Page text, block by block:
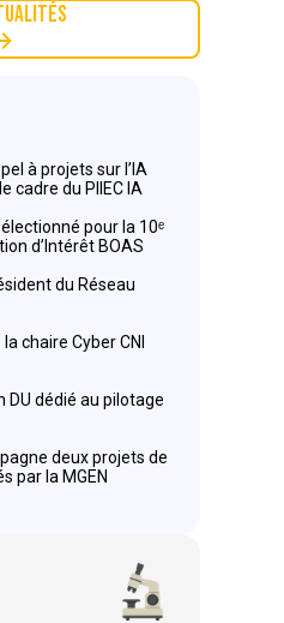
à projets sur l’IA
cadre du PIIEC IA
pour la 10ᵉ
d’Intérêt BOAS
du Réseau
chaire Cyber CNI
DU dédié au pilotage
deux projets de
par la MGEN